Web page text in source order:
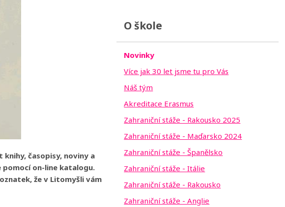
časopisy, noviny a
on-line katalogu.
že v Litomyšli vám
O škole
Novinky
Více jak 30 let jsme tu pro Vás
Náš tým
Akreditace Erasmus
Zahraniční stáže - Rakousko 2025
Zahraniční stáže - Maďarsko 2024
Zahraniční stáže - Španělsko
Zahraniční stáže - Itálie
Zahraniční stáže - Rakousko
Zahraniční stáže - Anglie